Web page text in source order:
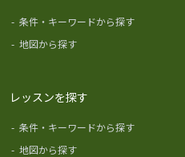
- 条件・キーワードから探す
- 地図から探す
レッスンを探す
- 条件・キーワードから探す
- 地図から探す